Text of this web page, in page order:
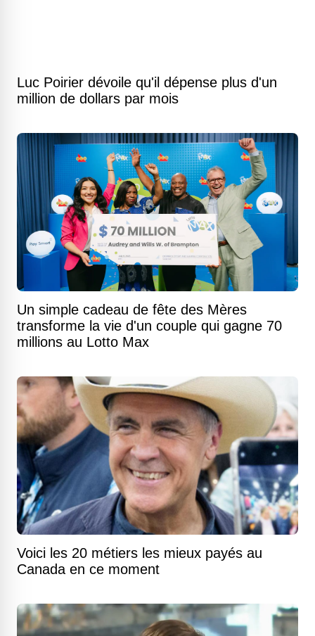
Luc Poirier dévoile qu'il dépense plus d'un
million de dollars par mois
Un simple cadeau de fête des Mères
transforme la vie d'un couple qui gagne 70
millions au Lotto Max
Voici les 20 métiers les mieux payés au
Canada en ce moment